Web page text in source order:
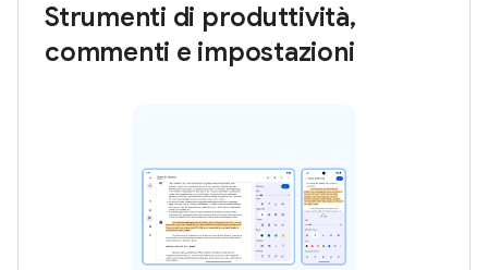
Strumenti di produttività,
commenti e impostazioni